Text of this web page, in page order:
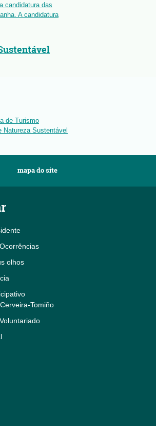
candidatura das
A candidatura
de Turismo
Sustentável
mapa do site
olhos
Tomiño